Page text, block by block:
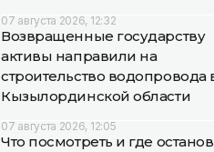
07 августа 2026, 12:32
Возвращенные государству
активы направили на
строительство водопровода
Кызылординской области
07 августа 2026, 12:05
Что посмотреть и где